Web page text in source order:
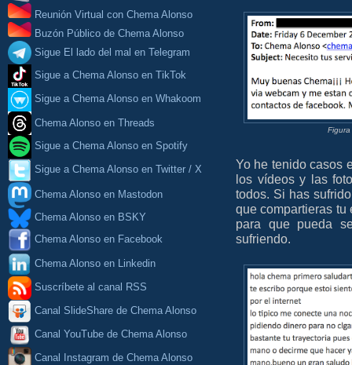
Reunión Virtual con Chema Alonso
Buzón Público de Chema Alonso
Sigue El lado del mal en Telegram
Sigue a Chema Alonso en TikTok
Sigue a Chema Alonso en Whakoom
Chema Alonso en Threads
Sigue a Chema Alonso en Spotify
Sigue a Chema Alonso en Twitter / X
Chema Alonso en Mastodon
Chema Alonso en BSKY
Chema Alonso en Facebook
Chema Alonso en Linkedin
Suscríbete al canal RSS
Canal SlideShare de Chema Alonso
Canal YouTube de Chema Alonso
Canal Instagram de Chema Alonso
Yo he tenido casos
los vídeos y las
todos. Si has
que compartieras tu
para que pueda
sufriendo.